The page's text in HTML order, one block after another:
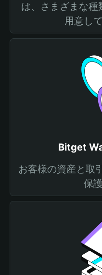
は、さまざまな
用意し
Bitget
お客様の資産と取
保